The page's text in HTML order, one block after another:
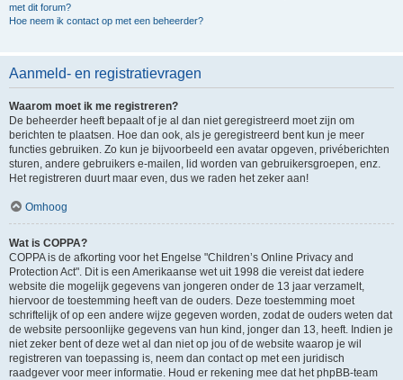
met dit forum?
Hoe neem ik contact op met een beheerder?
Aanmeld- en registratievragen
Waarom moet ik me registreren?
De beheerder heeft bepaalt of je al dan niet geregistreerd moet zijn om
berichten te plaatsen. Hoe dan ook, als je geregistreerd bent kun je meer
functies gebruiken. Zo kun je bijvoorbeeld een avatar opgeven, privéberichten
sturen, andere gebruikers e-mailen, lid worden van gebruikersgroepen, enz.
Het registreren duurt maar even, dus we raden het zeker aan!
Omhoog
Wat is COPPA?
COPPA is de afkorting voor het Engelse "Children’s Online Privacy and
Protection Act". Dit is een Amerikaanse wet uit 1998 die vereist dat iedere
website die mogelijk gegevens van jongeren onder de 13 jaar verzamelt,
hiervoor de toestemming heeft van de ouders. Deze toestemming moet
schriftelijk of op een andere wijze gegeven worden, zodat de ouders weten dat
de website persoonlijke gegevens van hun kind, jonger dan 13, heeft. Indien je
niet zeker bent of deze wet al dan niet op jou of de website waarop je wil
registreren van toepassing is, neem dan contact op met een juridisch
raadgever voor meer informatie. Houd er rekening mee dat het phpBB-team